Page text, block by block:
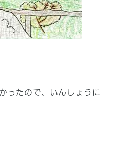
たので、いんしょうに